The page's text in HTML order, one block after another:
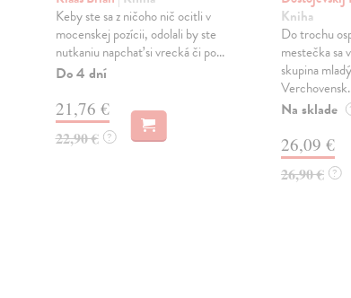
Keby ste sa z ničoho nič ocitli v
mocenskej pozícii, odolali by ste
nutkaniu napchať si vrecká či po...
Do 4 dní
21,76 €
22,90 € ?
Kniha
Do trochu
mestečka sa
skupina
Na sklade
26,09 €
26,90 € ?